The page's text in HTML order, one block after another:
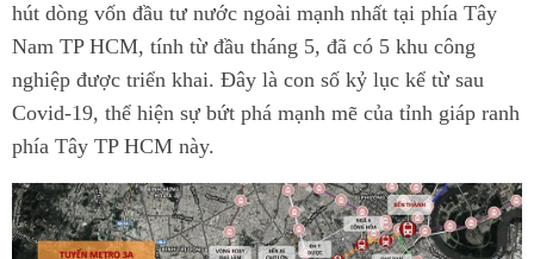
hút dòng vốn đầu tư nước ngoài mạnh nhất tại phía Tây
Nam TP HCM, tính từ đầu tháng 5, đã có 5 khu công
nghiệp được triển khai. Đây là con số kỷ lục kể từ sau
Covid-19, thể hiện sự bứt phá mạnh mẽ của tỉnh giáp ranh
phía Tây TP HCM này.